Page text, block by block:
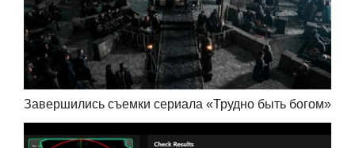
Завершились съемки сериала «Трудно быть богом»